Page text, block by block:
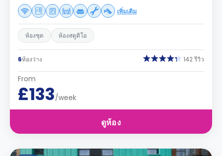
เพิ่มเติม
ห้องชุด ห้องสตูดิโอ
6ห้องว่าง 142 รีวิว
From
£133/week
ดูห้อง